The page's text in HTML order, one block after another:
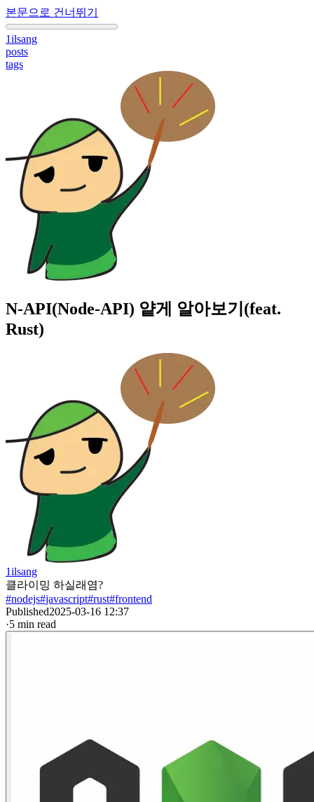
본문으로 건너뛰기
1ilsang
posts
tags
N-API(Node-API) 얕게 알아보기(feat.
Rust)
1ilsang
클라이밍 하실래염?
#nodejs#javascript#rust#frontend
Published2025-03-16 12:37
·5 min read